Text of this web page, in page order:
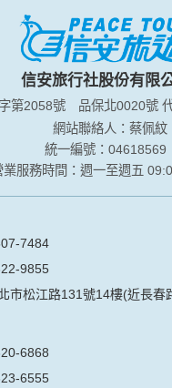
信安旅行社股份有限
第2058號 品保北0020號
網站聯絡人：蔡佩紋
統一編號：04618569
業服務時間：週一至週五
7484
9855
市松江路131號14樓(近長春
6868
6555